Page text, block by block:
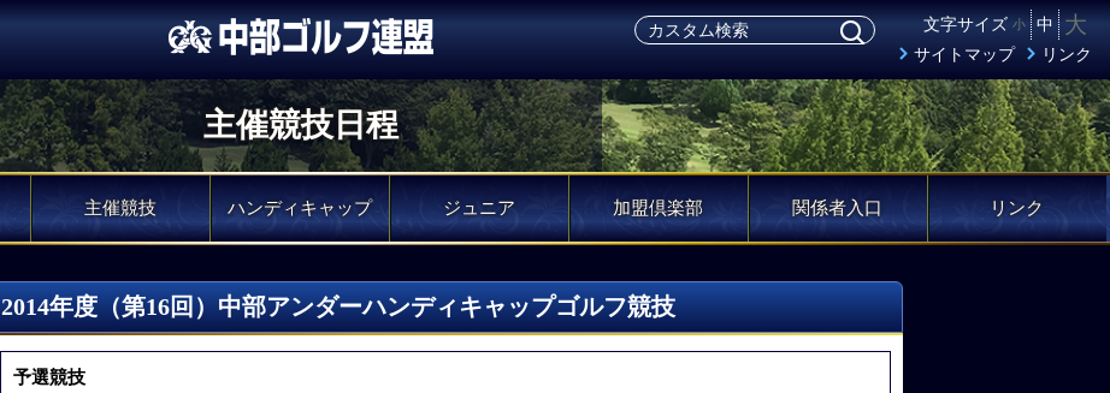
文字サイズ 小 中 大
サイトマップ リンク
主催競技日程
主催競技 ハンディキャップ ジュニア 加盟倶楽部 関係者入口 リンク
2014年度（第16回）中部アンダーハンディキャップゴルフ競技
予選競技